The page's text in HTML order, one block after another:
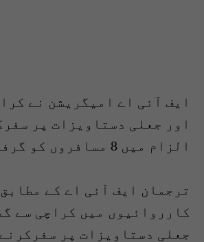
ایف آئی اے امیگریشن نے
اور جعلی دستاویزات پر
الزام میں 8 مسافروں کو گرفتارکر لیا ہے
ترجمان ایف آئی اے کے
کارروائیوں میں کراچی سے
جعلی دستاویزات پر